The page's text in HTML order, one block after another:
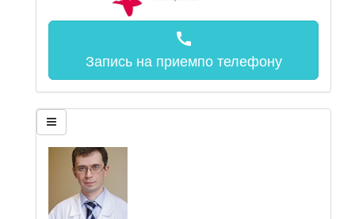
call
Запись на приемпо телефону